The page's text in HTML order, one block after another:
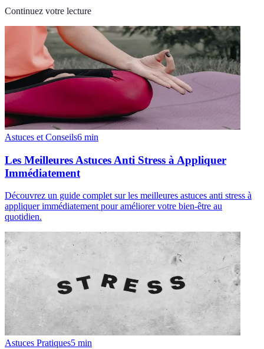
Continuez votre lecture
Astuces et Conseils6 min
Les Meilleures Astuces Anti Stress à Appliquer
Immédiatement
Découvrez un guide complet sur les meilleures astuces anti stress à
appliquer immédiatement pour améliorer votre bien-être au
quotidien.
Astuces Pratiques5 min